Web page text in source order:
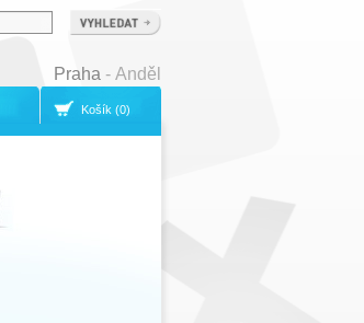
Praha - Anděl
Košík (0)